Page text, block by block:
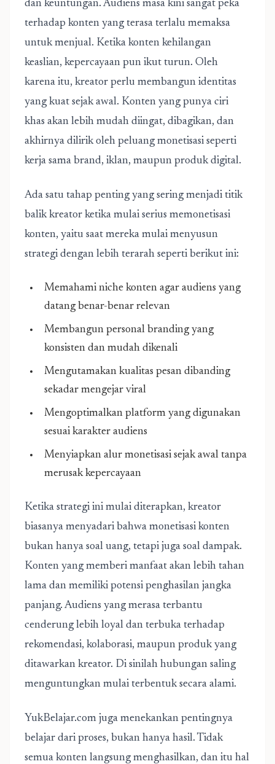
dan keuntungan. Audiens masa kini sangat peka
terhadap konten yang terasa terlalu memaksa
untuk menjual. Ketika konten kehilangan
keaslian, kepercayaan pun ikut turun. Oleh
karena itu, kreator perlu membangun identitas
yang kuat sejak awal. Konten yang punya ciri
khas akan lebih mudah diingat, dibagikan, dan
akhirnya dilirik oleh peluang monetisasi seperti
kerja sama brand, iklan, maupun produk digital.
Ada satu tahap penting yang sering menjadi titik
balik kreator ketika mulai serius memonetisasi
konten, yaitu saat mereka mulai menyusun
strategi dengan lebih terarah seperti berikut ini:
Memahami niche konten agar audiens yang
datang benar-benar relevan
Membangun personal branding yang
konsisten dan mudah dikenali
Mengutamakan kualitas pesan dibanding
sekadar mengejar viral
Mengoptimalkan platform yang digunakan
sesuai karakter audiens
Menyiapkan alur monetisasi sejak awal tanpa
merusak kepercayaan
Ketika strategi ini mulai diterapkan, kreator
biasanya menyadari bahwa monetisasi konten
bukan hanya soal uang, tetapi juga soal dampak.
Konten yang memberi manfaat akan lebih tahan
lama dan memiliki potensi penghasilan jangka
panjang. Audiens yang merasa terbantu
cenderung lebih loyal dan terbuka terhadap
rekomendasi, kolaborasi, maupun produk yang
ditawarkan kreator. Di sinilah hubungan saling
menguntungkan mulai terbentuk secara alami.
YukBelajar.com juga menekankan pentingnya
belajar dari proses, bukan hanya hasil. Tidak
semua konten langsung menghasilkan, dan itu hal